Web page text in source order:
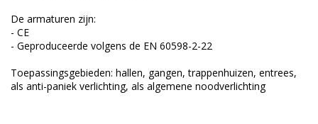
De armaturen zijn:
- CE
- Geproduceerde volgens de EN 60598-2-22
Toepassingsgebieden: hallen, gangen, trappenhuizen, entrees,
als anti-paniek verlichting, als algemene noodverlichting